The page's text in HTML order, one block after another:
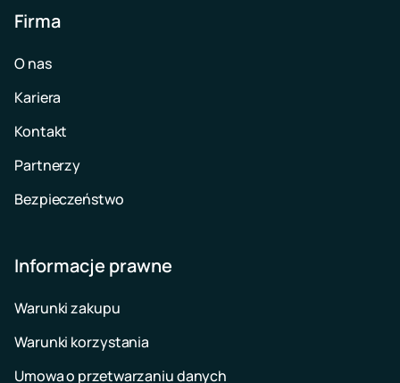
Firma
O nas
Kariera
Kontakt
Partnerzy
Bezpieczeństwo
Informacje prawne
Warunki zakupu
Warunki korzystania
Umowa o przetwarzaniu danych